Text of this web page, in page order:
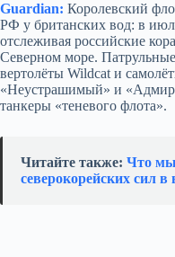
Guardian: Королевский
РФ у британских вод: в
отслеживая российские
Северном море.
вертолёты Wildcat и
«Неустрашимый» и
танкеры «теневого флота».
Читайте также: Что мы
северокорейских сил